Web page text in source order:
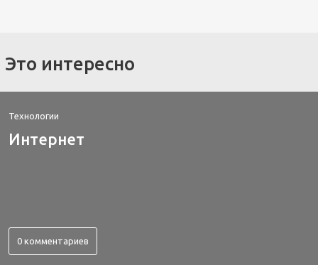
Это интересно
Технологии
Интернет
0 комментариев